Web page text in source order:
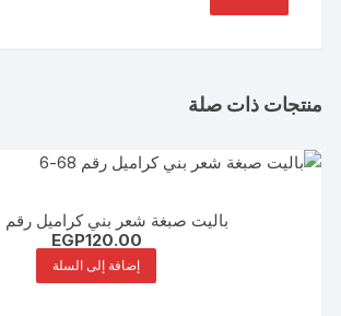
منتجات ذات صلة
باليت صبغة شعر بني كراميل رقم 68-6
EGP120.00
إضافة إلى السلة